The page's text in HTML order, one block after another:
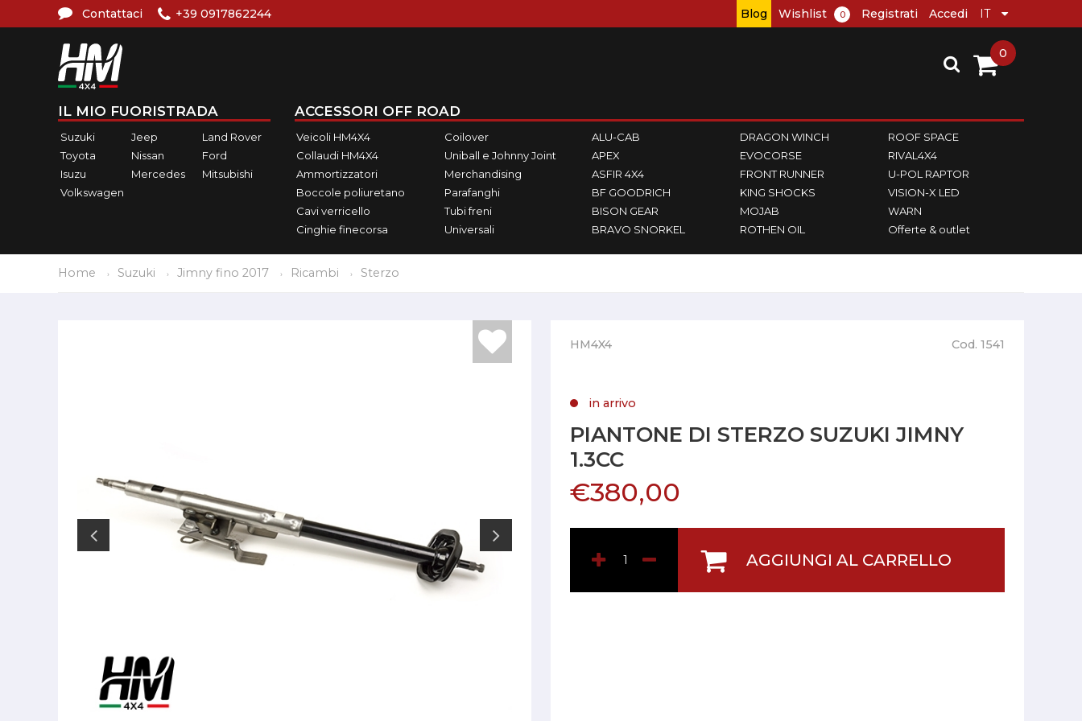
Contattaci +39 0917862244 Blog Wishlist 0 Registrati Accedi
IL MIO FUORISTRADA
Suzuki Jeep
Land Rover
Toyota
Nissan
Ford
Isuzu
Mercedes
Mitsubishi
Volkswagen
ACCESSORI OFF ROAD
Veicoli HM4X4
Collaudi HM4X4
Ammortizzatori
Boccole poliuretano
Cavi verricello
Cinghie finecorsa
Coilover
Uniball e Johnny Joint
Merchandising
Parafanghi
Tubi freni
Universali
ALU-CAB
APEX
ASFIR 4X4
BF GOODRICH
BISON GEAR
BRAVO SNORKEL
DRAGON WINCH
EVOCORSE
FRONT RUNNER
KING SHOCKS
MOJAB
ROTHEN OIL
ROOF SPACE
RIVAL4X4
U-POL RAPTOR
VISION-X LED
WARN
Offerte & outlet
0
Home Suzuki Jimny fino 2017 Ricambi Sterzo
HM4X4 Cod. 1541
in arrivo
PIANTONE DI STERZO SUZUKI JIMNY
1.3CC
€380,00
AGGIUNGI AL CARRELLO